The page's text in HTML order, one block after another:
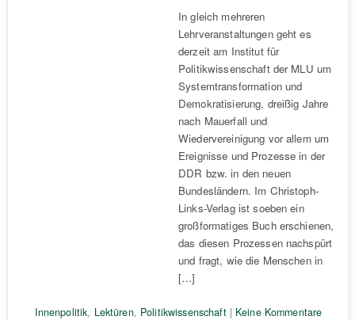
In gleich mehreren
Lehrveranstaltungen geht es
derzeit am Institut für
Politikwissenschaft der MLU um
Systemtransformation und
Demokratisierung, dreißig Jahre
nach Mauerfall und
Wiedervereinigung vor allem um
Ereignisse und Prozesse in der
DDR bzw. in den neuen
Bundesländern. Im Christoph-
Links-Verlag ist soeben ein
großformatiges Buch erschienen,
das diesen Prozessen nachspürt
und fragt, wie die Menschen in
[…]
Innenpolitik, Lektüren, Politikwissenschaft| Keine Kommentare